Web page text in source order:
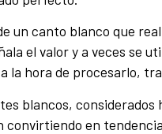
un canto blanco que
el valor y a veces se
la hora de procesarlo,
blancos, considerados
en